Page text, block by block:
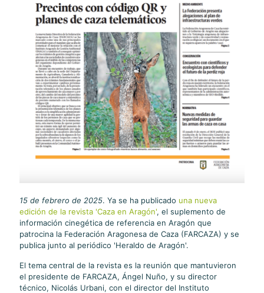
15 de febrero de 2025. Ya se ha publicado una nueva
edición de la revista 'Caza en Aragón', el suplemento de
información cinegética de referencia en Aragón que
patrocina la Federación Aragonesa de Caza (FARCAZA) y se
publica junto al periódico 'Heraldo de Aragón'.
El tema central de la revista es la reunión que mantuvieron
el presidente de FARCAZA, Ángel Nuño, y su director
técnico, Nicolás Urbani, con el director del Instituto